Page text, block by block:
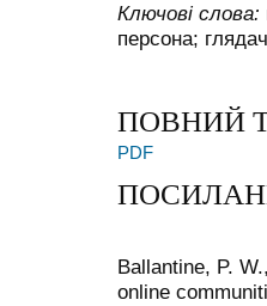
Ключові слова:
персона;
ПОВНИЙ
PDF
Ballantine, P.
online